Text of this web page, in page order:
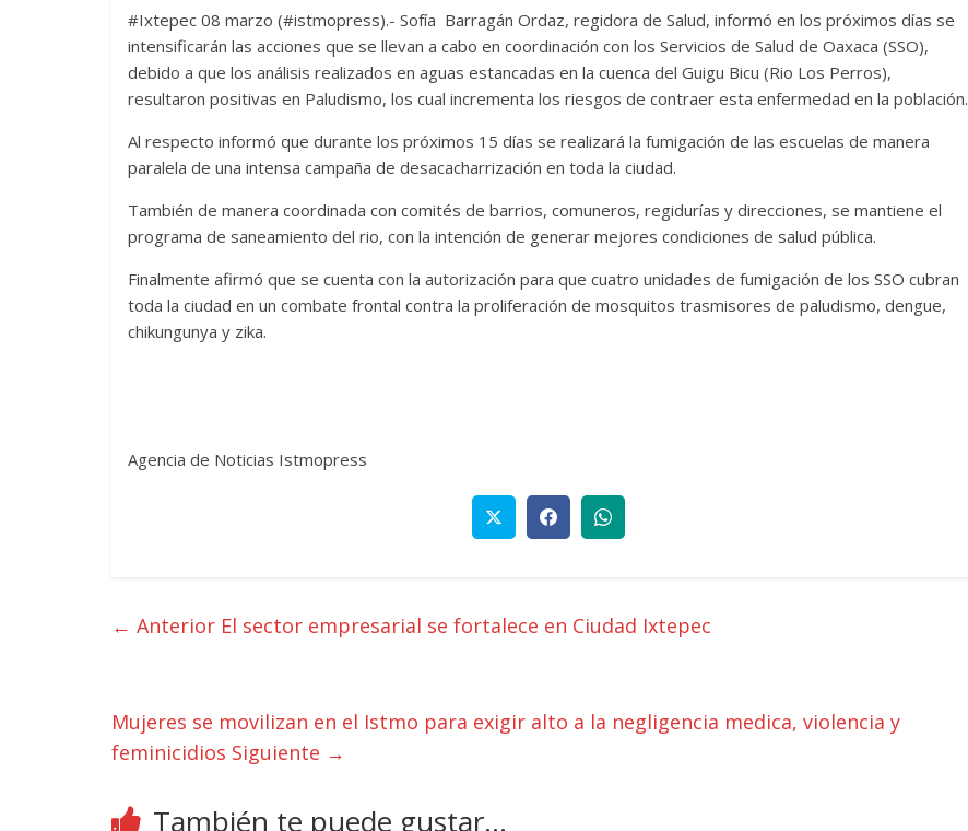
#Ixtepec 08 marzo (#istmopress).- Sofía Barragán Ordaz, regidora de Salud, informó en los próximos días se
intensificarán las acciones que se llevan a cabo en coordinación con los Servicios de Salud de Oaxaca (SSO),
debido a que los análisis realizados en aguas estancadas en la cuenca del Guigu Bicu (Rio Los Perros),
resultaron positivas en Paludismo, los cual incrementa los riesgos de contraer esta enfermedad en la población.
Al respecto informó que durante los próximos 15 días se realizará la fumigación de las escuelas de manera
paralela de una intensa campaña de desacacharrización en toda la ciudad.
También de manera coordinada con comités de barrios, comuneros, regidurías y direcciones, se mantiene el
programa de saneamiento del rio, con la intención de generar mejores condiciones de salud pública.
Finalmente afirmó que se cuenta con la autorización para que cuatro unidades de fumigación de los SSO cubran
toda la ciudad en un combate frontal contra la proliferación de mosquitos trasmisores de paludismo, dengue,
chikungunya y zika.
Agencia de Noticias Istmopress
← Anterior El sector empresarial se fortalece en Ciudad Ixtepec
Mujeres se movilizan en el Istmo para exigir alto a la negligencia medica, violencia y
feminicidios Siguiente →
También te puede gustar...